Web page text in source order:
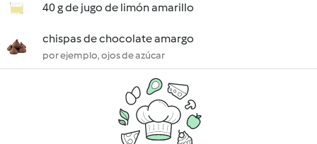
40 g de jugo de limón amarillo
chispas de chocolate amargo
por ejemplo, ojos de azúcar